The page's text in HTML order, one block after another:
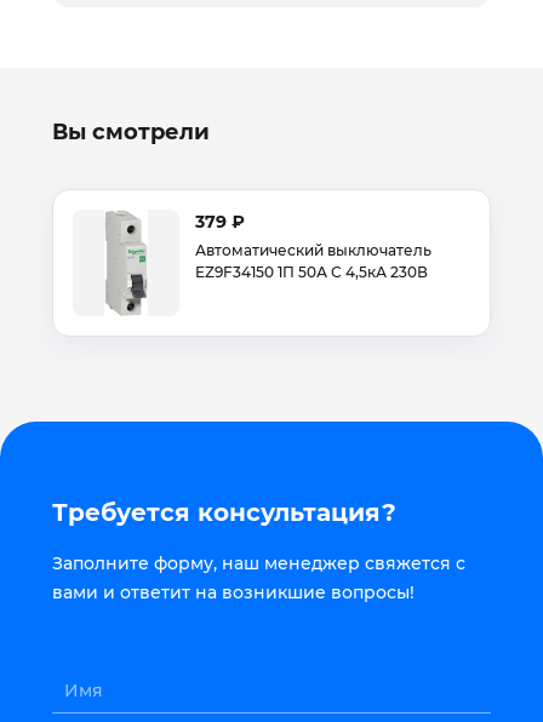
Вы смотрели
379 ₽
Автоматический выключатель
EZ9F34150 1П 50А С 4,5кА 230В
Требуется консультация?
Заполните форму, наш менеджер свяжется с
вами и ответит на возникшие вопросы!
Имя